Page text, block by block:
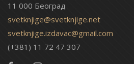
11 000 Београд
svetknjige@svetknjige.net
svetknjige.izdavac@gmail.com
(+381) 11 72 47 307